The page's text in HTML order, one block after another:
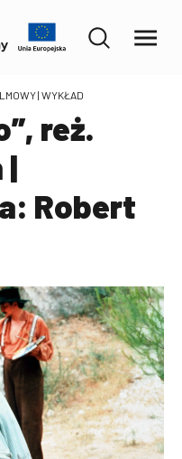
| WYKŁAD
reż.
|
Robert